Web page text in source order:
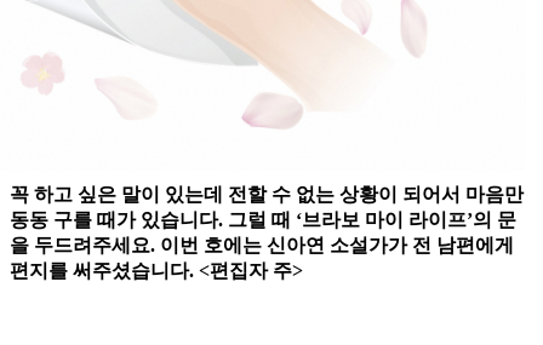
꼭 하고 싶은 말이 있는데 전할 수 없는 상황이 되어서 마음만
동동 구를 때가 있습니다. 그럴 때 ‘브라보 마이 라이프’의 문
을 두드려주세요. 이번 호에는 신아연 소설가가 전 남편에게
편지를 써주셨습니다. <편집자 주>